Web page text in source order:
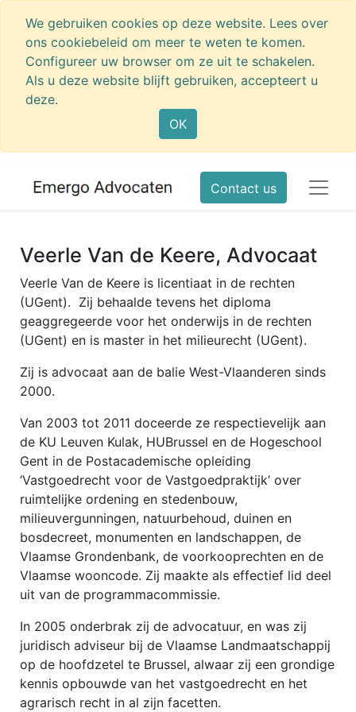
We gebruiken cookies op deze website. Lees over
ons cookiebeleid om meer te weten te komen.
Configureer uw browser om ze uit te schakelen.
Als u deze website blijft gebruiken, accepteert u
deze.
OK
Contact us
Veerle Van de Keere, Advocaat
Veerle Van de Keere is licentiaat in de rechten
(UGent). Zij behaalde tevens het diploma
geaggregeerde voor het onderwijs in de rechten
(UGent) en is master in het milieurecht (UGent).
Zij is advocaat aan de balie West-Vlaanderen sinds
2000.
Van 2003 tot 2011 doceerde ze respectievelijk aan
de KU Leuven Kulak, HUBrussel en de Hogeschool
Gent in de Postacademische opleiding
‘Vastgoedrecht voor de Vastgoedpraktijk’ over
ruimtelijke ordening en stedenbouw,
milieuvergunningen, natuurbehoud, duinen en
bosdecreet, monumenten en landschappen, de
Vlaamse Grondenbank, de voorkooprechten en de
Vlaamse wooncode. Zij maakte als effectief lid deel
uit van de programmacommissie.
In 2005 onderbrak zij de advocatuur, en was zij
juridisch adviseur bij de Vlaamse Landmaatschappij
op de hoofdzetel te Brussel, alwaar zij een grondige
kennis opbouwde van het vastgoedrecht en het
agrarisch recht in al zijn facetten.